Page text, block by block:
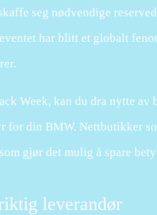
seg nødvendige
har blitt et globalt
Week, kan du dra nytte
for din BMW. Nettbutikker
som gjør det mulig å spare
leverandør